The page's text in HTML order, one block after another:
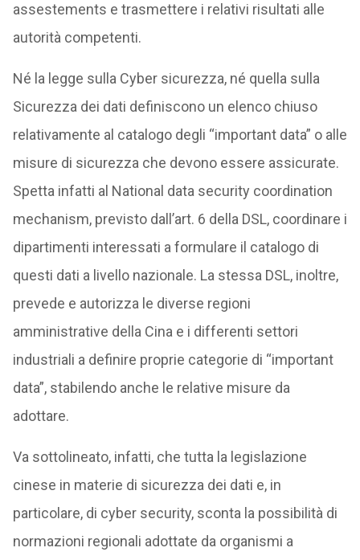
assestements e trasmettere i relativi risultati alle
autorità competenti.
Né la legge sulla Cyber sicurezza, né quella sulla
Sicurezza dei dati definiscono un elenco chiuso
relativamente al catalogo degli “important data” o alle
misure di sicurezza che devono essere assicurate.
Spetta infatti al National data security coordination
mechanism, previsto dall’art. 6 della DSL, coordinare i
dipartimenti interessati a formulare il catalogo di
questi dati a livello nazionale. La stessa DSL, inoltre,
prevede e autorizza le diverse regioni
amministrative della Cina e i differenti settori
industriali a definire proprie categorie di “important
data”, stabilendo anche le relative misure da
adottare.
Va sottolineato, infatti, che tutta la legislazione
cinese in materie di sicurezza dei dati e, in
particolare, di cyber security, sconta la possibilità di
normazioni regionali adottate da organismi a